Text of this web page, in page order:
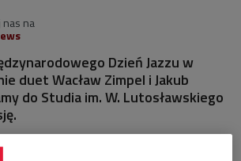
na
Dzień Jazzu w
duet Wacław Zimpel i Jakub
do Studia im. W. Lutosławskiego